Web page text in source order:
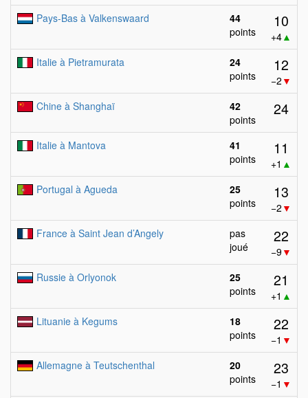
Pays-Bas à Valkenswaard
44
points
10
+4▲
Italie à Pietramurata
24
points
12
−2 ▼
Chine à Shanghaï
42
points
24
Italie à Mantova
41
points
11
+1 ▲
Portugal à Agueda
25
points
13
−2 ▼
France à Saint Jean d’Angely
pas
joué
22
−9▼
Russie à Orlyonok
25
points
21
+1 ▲
Lituanie à Kegums
18
points
22
−1 ▼
Allemagne à Teutschenthal
20
points
23
−1 ▼